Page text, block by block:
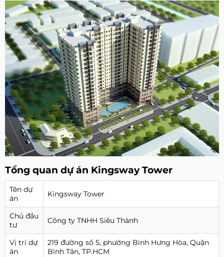
Tổng quan dự án Kingsway Tower
Tên dự
án
Kingsway Tower
Chủ đầu
tư
Công ty TNHH Siêu Thành
Vị trí dự
án
219 đường số 5, phường Bình Hưng Hòa, Quận
Bình Tân, TP.HCM